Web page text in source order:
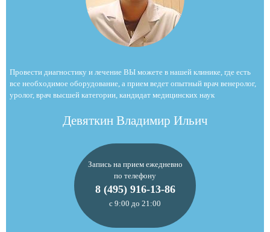
Провести диагностику и лечение ВЫ можете в нашей клинике, где есть
все необходимое оборудование, а прием ведет опытный врач венеролог,
уролог, врач высшей категории, кандидат медицинских наук
Девяткин Владимир Ильич
Запись на прием ежедневно
по телефону
8 (495) 916-13-86
с 9:00 до 21:00